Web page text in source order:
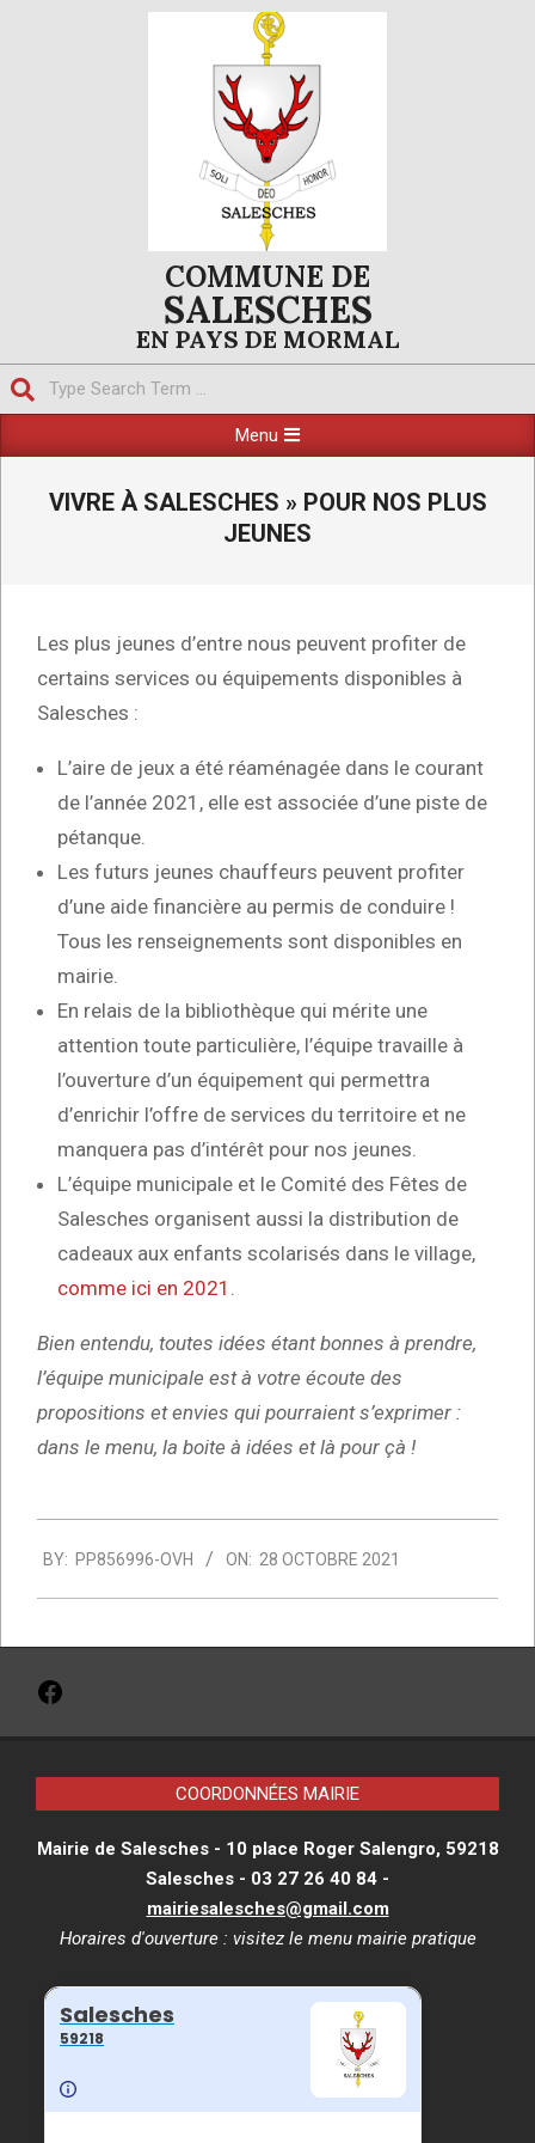
COMMUNE DE
SALESCHES
EN PAYS DE MORMAL
Navigation
Menu
VIVRE À SALESCHES » POUR NOS PLUS
JEUNES
Les plus jeunes d’entre nous peuvent profiter de
certains services ou équipements disponibles à
Salesches :
L’aire de jeux a été réaménagée dans le courant
de l’année 2021, elle est associée d’une piste de
pétanque.
Les futurs jeunes chauffeurs peuvent profiter
d’une aide financière au permis de conduire !
Tous les renseignements sont disponibles en
mairie.
En relais de la bibliothèque qui mérite une
attention toute particulière, l’équipe travaille à
l’ouverture d’un équipement qui permettra
d’enrichir l’offre de services du territoire et ne
manquera pas d’intérêt pour nos jeunes.
L’équipe municipale et le Comité des Fêtes de
Salesches organisent aussi la distribution de
cadeaux aux enfants scolarisés dans le village,
comme ici en 2021 .
Bien entendu, toutes idées étant bonnes à prendre,
l’équipe municipale est à votre écoute des
propositions et envies qui pourraient s’exprimer :
dans le menu, la boite à idées et là pour çà !
10-
28
BY: PP856996-OVH ON: 28 OCTOBRE 2021
Facebook
COORDONNÉES MAIRIE
Mairie de Salesches - 10 place Roger Salengro, 59218
Salesches - 03 27 26 40 84 -
mairiesalesches@gmail.com
Horaires d'ouverture : visitez le menu mairie pratique